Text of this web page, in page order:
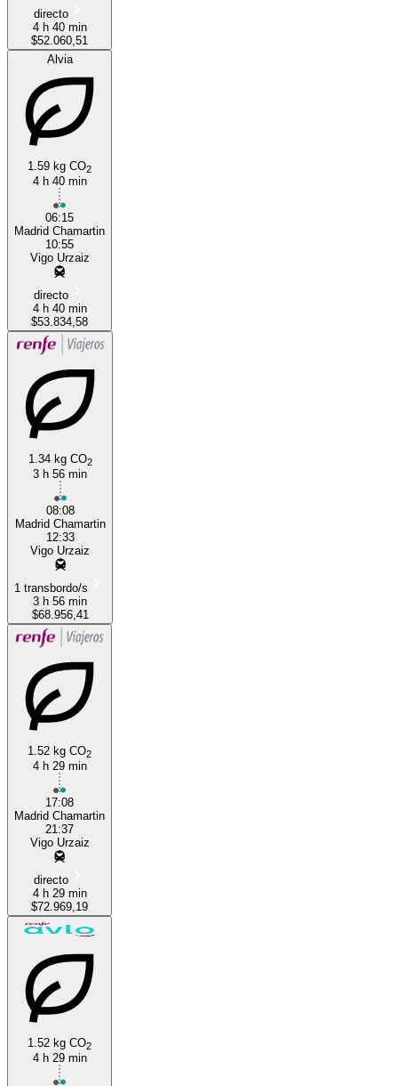
directo
4 h 40 min
$52.060,51
Alvia
1.59 kg CO2
4 h 40 min
06:15
Madrid Chamartin
10:55
Vigo Urzaiz
directo
4 h 40 min
$53.834,58
1.34 kg CO2
3 h 56 min
08:08
Madrid Chamartin
12:33
Vigo Urzaiz
1 transbordo/s
3 h 56 min
$68.956,41
1.52 kg CO2
4 h 29 min
17:08
Madrid Chamartin
21:37
Vigo Urzaiz
directo
4 h 29 min
$72.969,19
1.52 kg CO2
4 h 29 min